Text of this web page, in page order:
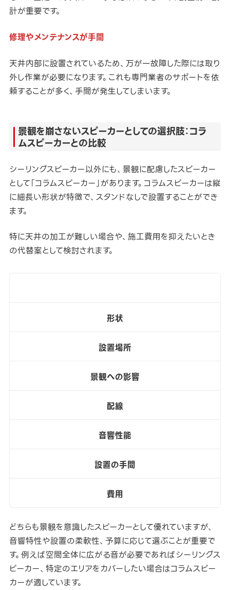
計が重要です。
修理やメンテナンスが手間
天井内部に設置されているため、万が一故障した際には取り
外し作業が必要になります。これも専門業者のサポートを依
頼することが多く、手間が発生してしまいます。
景観を崩さないスピーカーとしての選択肢：コラ
ムスピーカーとの比較
シーリングスピーカー以外にも、景観に配慮したスピーカー
として「コラムスピーカー」があります。コラムスピーカーは縦
に細長い形状が特徴で、スタンドなしで設置することができ
ます。
特に天井の加工が難しい場合や、施工費用を抑えたいとき
の代替案として検討されます。
形状
設置場所
景観への影響
配線
音響性能
設置の手間
費用
どちらも景観を意識したスピーカーとして優れていますが、
音響特性や設置の柔軟性、予算に応じて選ぶことが重要で
す。例えば空間全体に広がる音が必要であればシーリングス
ピーカー、特定のエリアをカバーしたい場合はコラムスピー
カーが適しています。